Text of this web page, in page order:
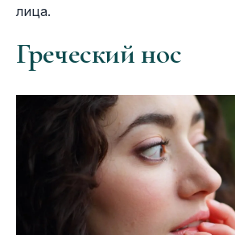
лица.
Греческий нос